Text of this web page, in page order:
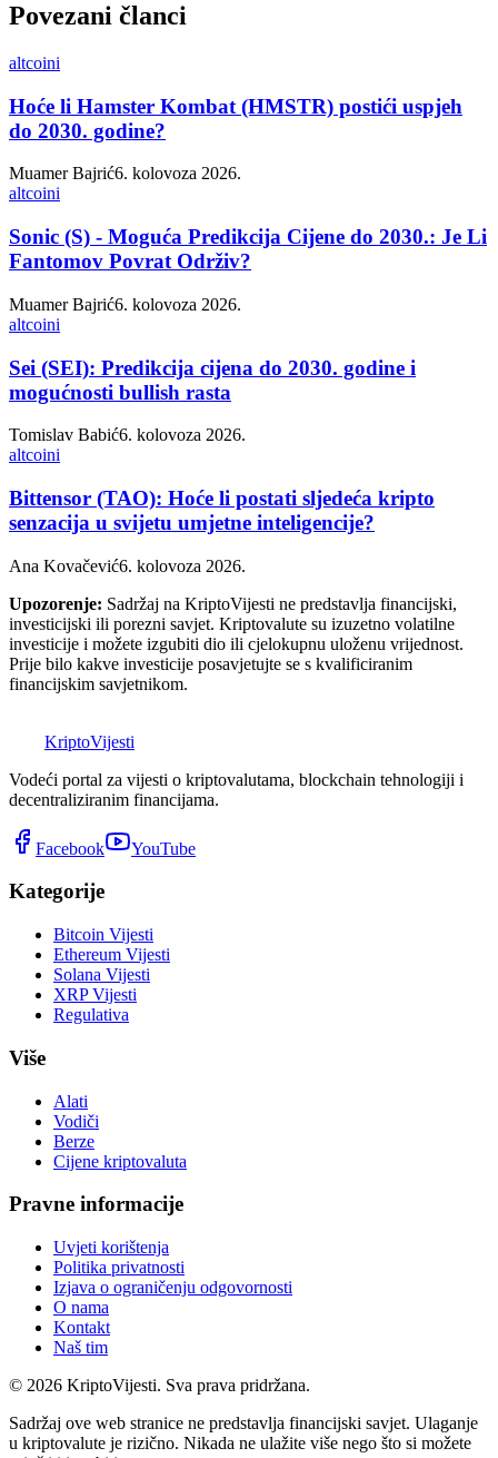
Povezani članci
altcoini
Hoće li Hamster Kombat (HMSTR) postići uspjeh
do 2030. godine?
Muamer Bajrić6. kolovoza 2026.
altcoini
Sonic (S) - Moguća Predikcija Cijene do 2030.: Je Li
Fantomov Povrat Održiv?
Muamer Bajrić6. kolovoza 2026.
altcoini
Sei (SEI): Predikcija cijena do 2030. godine i
mogućnosti bullish rasta
Tomislav Babić6. kolovoza 2026.
altcoini
Bittensor (TAO): Hoće li postati sljedeća kripto
senzacija u svijetu umjetne inteligencije?
Ana Kovačević6. kolovoza 2026.
Upozorenje: Sadržaj na KriptoVijesti ne predstavlja financijski,
investicijski ili porezni savjet. Kriptovalute su izuzetno volatilne
investicije i možete izgubiti dio ili cjelokupnu uloženu vrijednost.
Prije bilo kakve investicije posavjetujte se s kvalificiranim
financijskim savjetnikom.
KriptoVijesti
Vodeći portal za vijesti o kriptovalutama, blockchain tehnologiji i
decentraliziranim financijama.
Facebook YouTube
Kategorije
Bitcoin Vijesti
Ethereum Vijesti
Solana Vijesti
XRP Vijesti
Regulativa
Više
Alati
Vodiči
Berze
Cijene kriptovaluta
Pravne informacije
Uvjeti korištenja
Politika privatnosti
Izjava o ograničenju odgovornosti
O nama
Kontakt
Naš tim
© 2026 KriptoVijesti. Sva prava pridržana.
Sadržaj ove web stranice ne predstavlja financijski savjet. Ulaganje
u kriptovalute je rizično. Nikada ne ulažite više nego što si možete